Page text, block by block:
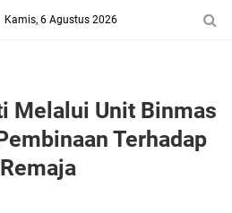
Kamis, 6 Agustus 2026
Melalui Unit Binmas
Terhadap